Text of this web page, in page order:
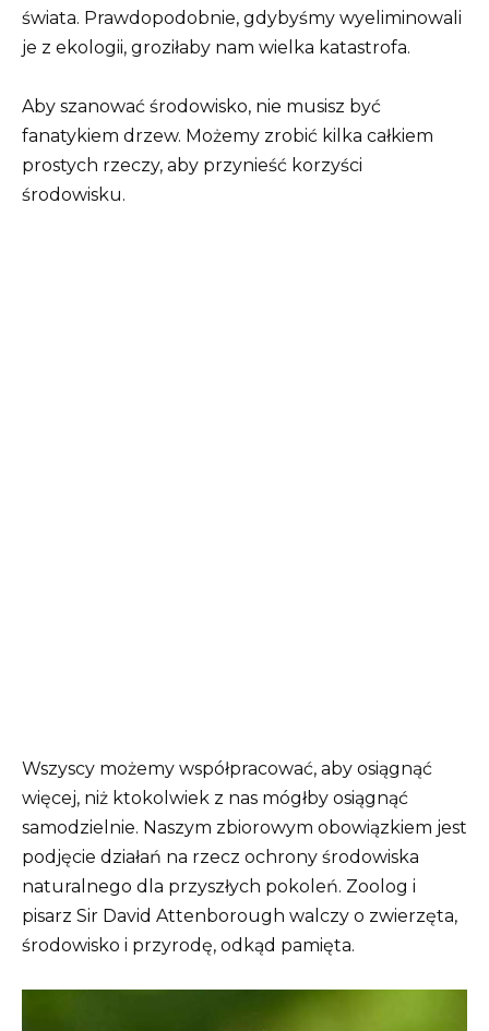
świata. Prawdopodobnie, gdybyśmy wyeliminowali
je z ekologii, groziłaby nam wielka katastrofa.
Aby szanować środowisko, nie musisz być
fanatykiem drzew. Możemy zrobić kilka całkiem
prostych rzeczy, aby przynieść korzyści
środowisku.
Wszyscy możemy współpracować, aby osiągnąć
więcej, niż ktokolwiek z nas mógłby osiągnąć
samodzielnie. Naszym zbiorowym obowiązkiem jest
podjęcie działań na rzecz ochrony środowiska
naturalnego dla przyszłych pokoleń. Zoolog i
pisarz Sir David Attenborough walczy o zwierzęta,
środowisko i przyrodę, odkąd pamięta.